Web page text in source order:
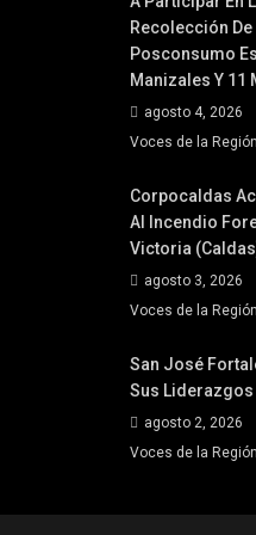
Recolección
Posconsumo
Manizales Y 11
agosto 4, 2026
Voces de la Región
Corpocaldas
Al Incendio
Victoria
agosto 3, 2026
Voces de la Región
San José
Sus
agosto 2, 2026
Voces de la Región